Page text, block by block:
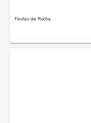
Festas da Rocha